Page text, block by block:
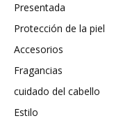
Presentada
Protección de la piel
Accesorios
Fragancias
cuidado del cabello
Estilo